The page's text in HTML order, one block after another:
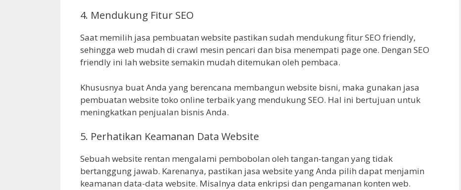
4. Mendukung Fitur SEO
Saat memilih jasa pembuatan website pastikan sudah mendukung fitur SEO friendly,
sehingga web mudah di crawl mesin pencari dan bisa menempati page one. Dengan SEO
friendly ini lah website semakin mudah ditemukan oleh pembaca.
Khususnya buat Anda yang berencana membangun website bisni, maka gunakan jasa
pembuatan website toko online terbaik yang mendukung SEO. Hal ini bertujuan untuk
meningkatkan penjualan bisnis Anda.
5. Perhatikan Keamanan Data Website
Sebuah website rentan mengalami pembobolan oleh tangan-tangan yang tidak
bertanggung jawab. Karenanya, pastikan jasa website yang Anda pilih dapat menjamin
keamanan data-data website. Misalnya data enkripsi dan pengamanan konten web.